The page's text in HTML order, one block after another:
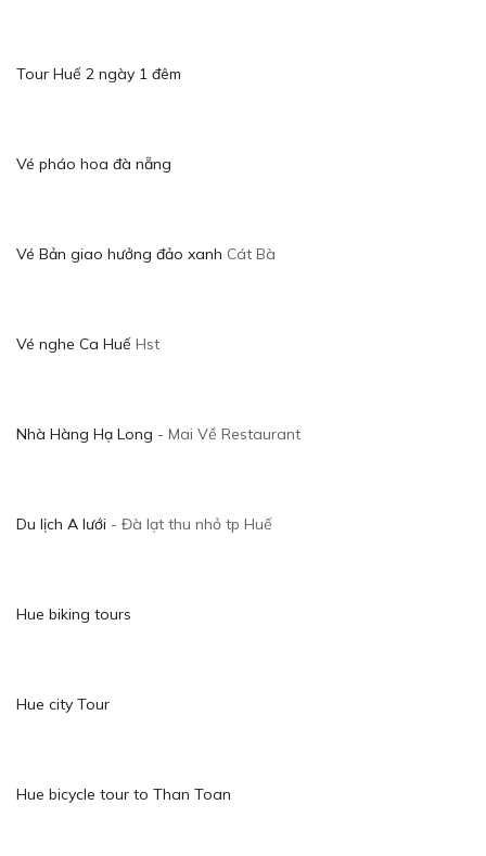
Tour Huế 2 ngày 1 đêm
Vé pháo hoa đà nẵng
Vé Bản giao hưởng đảo xanh Cát Bà
Vé nghe Ca Huế Hst
Nhà Hàng Hạ Long - Mai Về Restaurant
Du lịch A lưới - Đà lạt thu nhỏ tp Huế
Hue biking tours
Hue city Tour
Hue bicycle tour to Than Toan